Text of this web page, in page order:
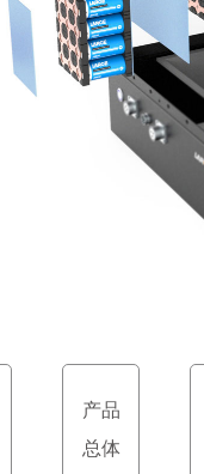
产品
总体